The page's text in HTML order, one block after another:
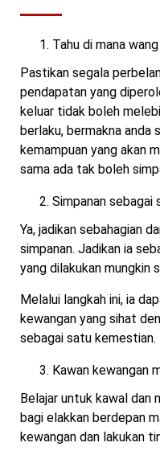
Tahu di mana
Pastikan segala
pendapatan yang
keluar tidak boleh
berlaku, bermakna anda
kemampuan yang akan
sama ada tak boleh
Simpanan sebagai
Ya, jadikan sebahagian
simpanan. Jadikan ia
yang dilakukan mungkin
Melalui langkah ini, ia
kewangan yang sihat
sebagai satu kemestian.
Kawan kewangan
Belajar untuk kawal dan
bagi elakkan berdepan
kewangan dan lakukan